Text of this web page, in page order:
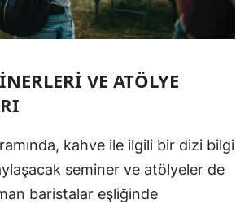
VE ATÖLYE
kahve ile ilgili bir dizi bilgi
seminer ve atölyeler de
baristalar eşliğinde